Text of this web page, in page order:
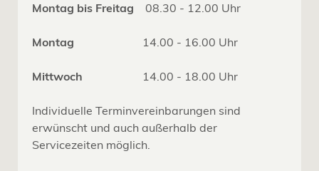
Montag bis Freitag 08.30 - 12.00 Uhr
Montag 14.00 - 16.00 Uhr
Mittwoch 14.00 - 18.00 Uhr
Individuelle Terminvereinbarungen sind
erwünscht und auch außerhalb der
Servicezeiten möglich.